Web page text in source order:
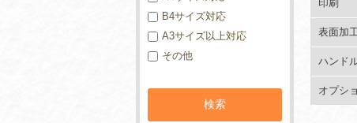
印刷
表面加
ハンド
オプシ
B4サイズ対応
A3サイズ以上対応
その他